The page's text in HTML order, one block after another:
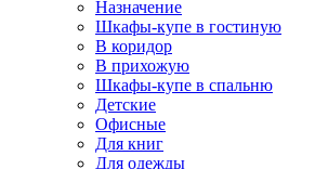
Назначение
Шкафы-купе в гостиную
В коридор
В прихожую
Шкафы-купе в спальню
Детские
Офисные
Для книг
Для одежды